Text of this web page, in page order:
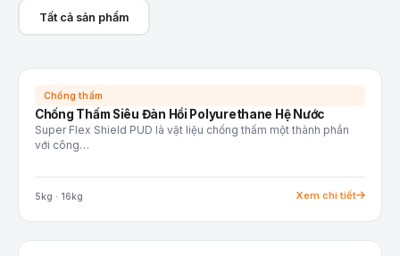
Tất cả sản phẩm
Chống thấm
Chống Thấm Siêu Đàn Hồi Polyurethane Hệ Nước
Super Flex Shield PUD là vật liệu chống thấm một thành phần
với công…
5kg · 16kg Xem chi tiết